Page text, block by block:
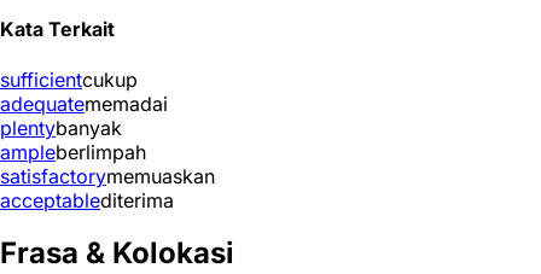
Kata Terkait
sufficientcukup
adequatememadai
plentybanyak
ampleberlimpah
satisfactorymemuaskan
acceptablediterima
Frasa & Kolokasi